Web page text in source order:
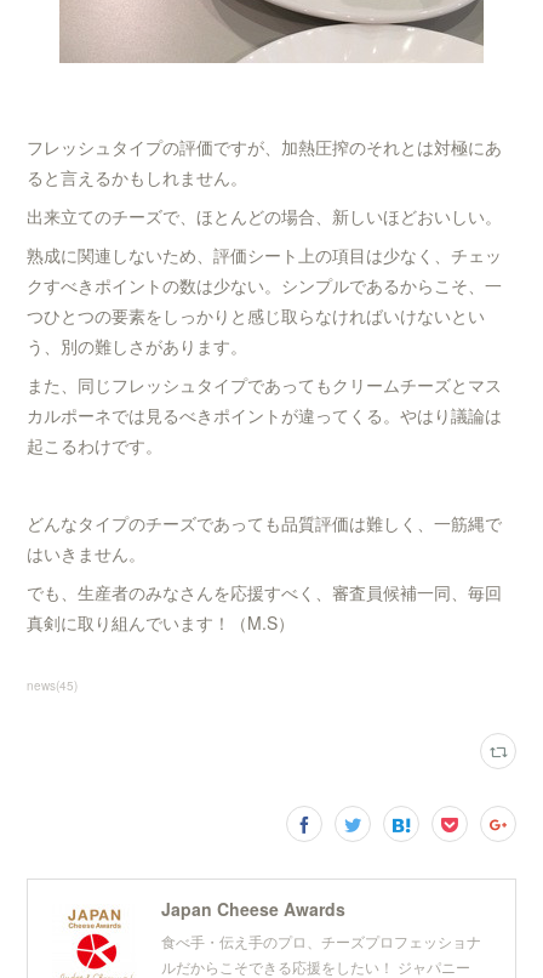
フレッシュタイプの評価ですが、加熱圧搾のそれとは対極にあ
ると言えるかもしれません。
出来立てのチーズで、ほとんどの場合、新しいほどおいしい。
熟成に関連しないため、評価シート上の項目は少なく、チェッ
クすべきポイントの数は少ない。シンプルであるからこそ、一
つひとつの要素をしっかりと感じ取らなければいけないとい
う、別の難しさがあります。
また、同じフレッシュタイプであってもクリームチーズとマス
カルポーネでは見るべきポイントが違ってくる。やはり議論は
起こるわけです。
どんなタイプのチーズであっても品質評価は難しく、一筋縄で
はいきません。
でも、生産者のみなさんを応援すべく、審査員候補一同、毎回
真剣に取り組んでいます！（M.S）
news(45)
Japan Cheese Awards
食べ手・伝え手のプロ、チーズプロフェッショナ
ルだからこそできる応援をしたい！ ジャパニー